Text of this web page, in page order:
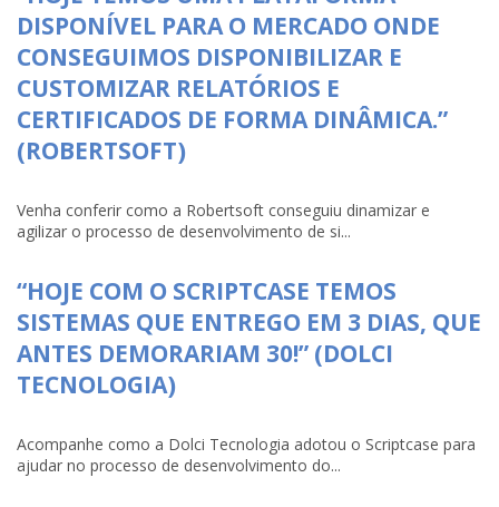
DISPONÍVEL PARA O MERCADO ONDE
CONSEGUIMOS DISPONIBILIZAR E
CUSTOMIZAR RELATÓRIOS E
CERTIFICADOS DE FORMA DINÂMICA.”
(ROBERTSOFT)
Venha conferir como a Robertsoft conseguiu dinamizar e
agilizar o processo de desenvolvimento de si...
“HOJE COM O SCRIPTCASE TEMOS
SISTEMAS QUE ENTREGO EM 3 DIAS, QUE
ANTES DEMORARIAM 30!” (DOLCI
TECNOLOGIA)
Acompanhe como a Dolci Tecnologia adotou o Scriptcase para
ajudar no processo de desenvolvimento do...